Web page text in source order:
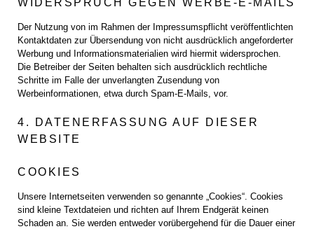
Der Nutzung von im Rahmen der Impressumspflicht veröffentlichten
Kontaktdaten zur Übersendung von nicht ausdrücklich angeforderter
Werbung und Informationsmaterialien wird hiermit widersprochen.
Die Betreiber der Seiten behalten sich ausdrücklich rechtliche
Schritte im Falle der unverlangten Zusendung von
Werbeinformationen, etwa durch Spam-E-Mails, vor.
4. DATENERFASSUNG AUF DIESER
WEBSITE
COOKIES
Unsere Internetseiten verwenden so genannte „Cookies“. Cookies
sind kleine Textdateien und richten auf Ihrem Endgerät keinen
Schaden an. Sie werden entweder vorübergehend für die Dauer einer